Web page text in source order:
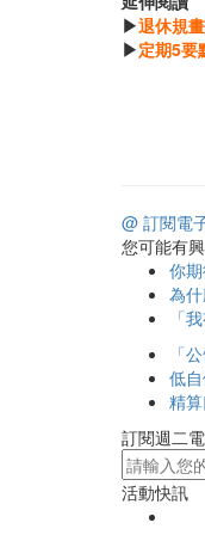
▶退休規
▶定期5
@ 訂閱電
您可能有
你
為
「
「
低
精
訂閱週二
活動快訊